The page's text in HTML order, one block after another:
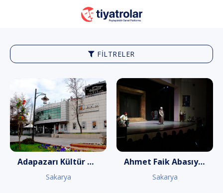
FILTRELER
Adapazarı Kültür Merkezi
Sakarya
Ahmet Faik Abasıyanık Kültür Merkezi
Sakarya